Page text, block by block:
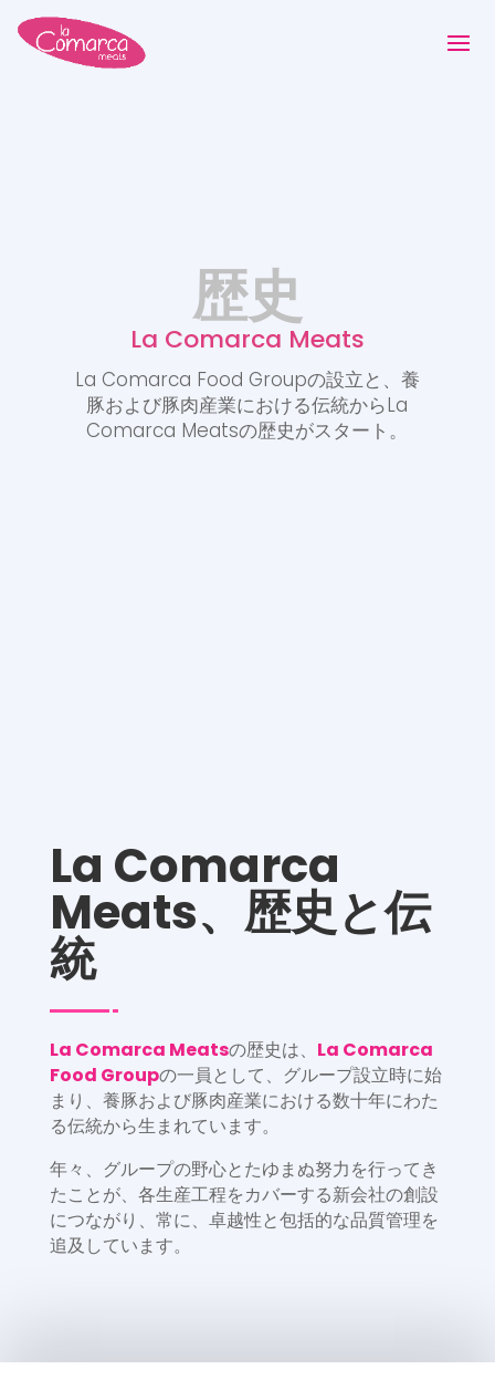
歴史
La Comarca Meats
La Comarca Food Groupの設立と、養
豚および豚肉産業における伝統からLa
Comarca Meatsの歴史がスタート。
La Comarca
Meats、歴史と伝
統
La Comarca Meatsの歴史は、 La Comarca
Food Groupの一員として、グループ設立時に始
まり、養豚および豚肉産業における数十年にわた
る伝統から生まれています。
年々、グループの野心とたゆまぬ努力を行ってき
たことが、各生産工程をカバーする新会社の創設
につながり、常に、卓越性と包括的な品質管理を
追及しています。